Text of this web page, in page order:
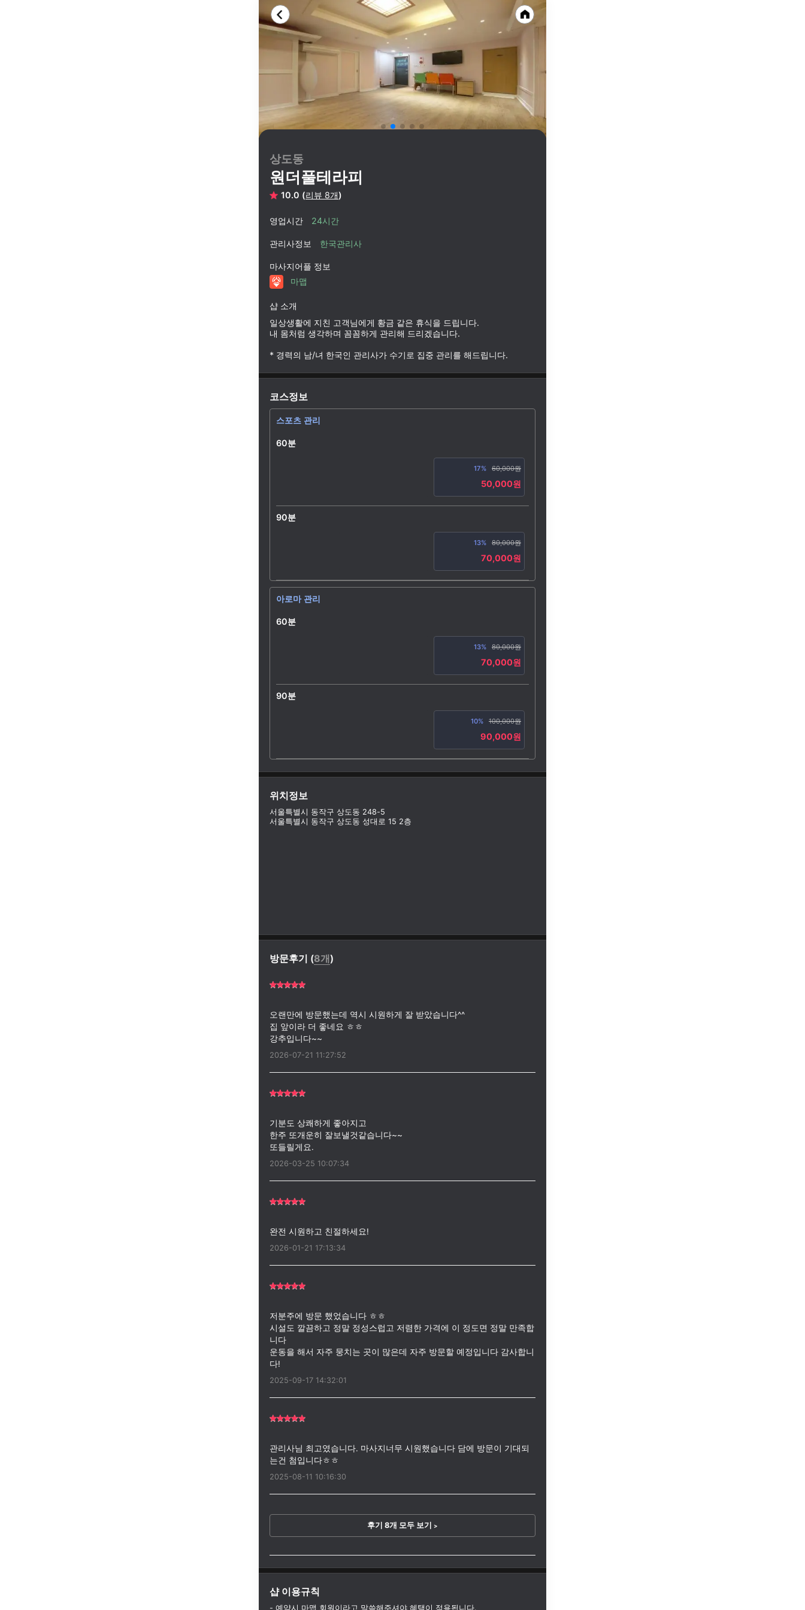
상도동
원더풀테라피
10.0 (리뷰 8개)
영업시간 24시간
관리사정보 한국관리사
마사지어플 정보
마맵
샵 소개
일상생활에 지친 고객님에게 황금 같은 휴식을 드립니다.
내 몸처럼 생각하며 꼼꼼하게 관리해 드리겠습니다.
* 경력의 남/녀 한국인 관리사가 수기로 집중 관리를 해드립니다.
코스정보
스포츠 관리
60분
17% 60,000원
50,000원
90분
13% 80,000원
70,000원
아로마 관리
60분
13% 80,000원
70,000원
90분
10% 100,000원
90,000원
위치정보
서울특별시 동작구 상도동 248-5
서울특별시 동작구 상도동 성대로 15 2층
방문후기 (8개)
오랜만에 방문했는데 역시 시원하게 잘 받았습니다^^
집 앞이라 더 좋네요 ㅎㅎ
2026-07-21 11:27:52
기분도 상쾌하게 좋아지고
한주 또개운히 잘보낼것같습니다~~
2026-03-25 10:07:34
2026-01-21 17:13:34
저분주에 방문 했었습니다 ㅎㅎ
시설도 깔끔하고 정말 정성스럽고 저렴한 가격에 이 정도면 정말 만족합
니다
운동을 해서 자주 뭉치는 곳이 많은데 자주 방문할 예정입니다 감사합니
2025-09-17 14:32:01
관리사님 최고였습니다. 마사지너무 시원했습니다 담에 방문이 기대되
2025-08-11 10:16:30
후기 8개 모두 보기 >
샵 이용규칙
- 예약시 마맵 회원이라고 말씀해주셔야 혜택이 적용됩니다.